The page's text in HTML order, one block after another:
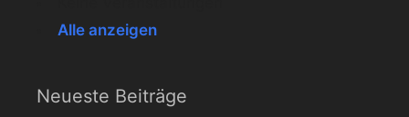
Alle anzeigen
Neueste Beiträge